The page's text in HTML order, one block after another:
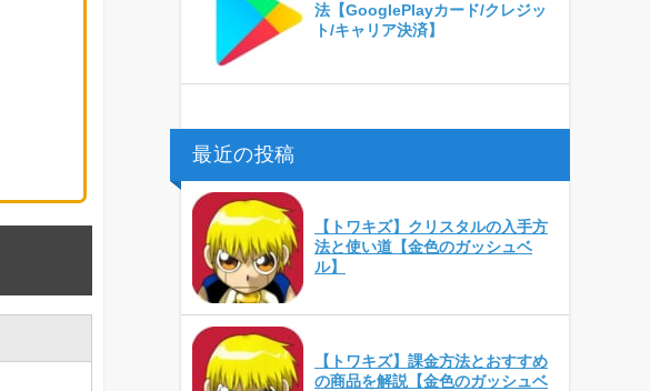
法【GooglePlayカード/クレジッ
ト/キャリア決済】
最近の投稿
【トワキズ】クリスタルの入手方
法と使い道【金色のガッシュベ
ル】
【トワキズ】課金方法とおすすめ
の商品を解説【金色のガッシュベ